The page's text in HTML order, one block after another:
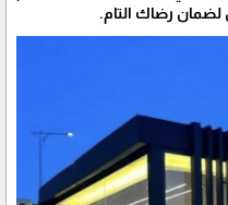
لضمان رضاك التام.